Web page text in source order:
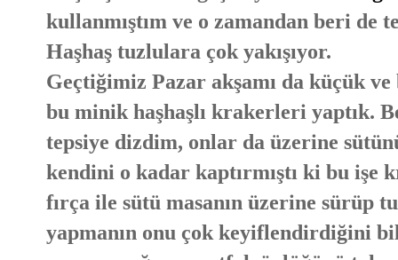
kullanmıştım ve o zamandan beri
Haşhaş tuzlulara çok yakışıyor.
Geçtiğimiz Pazar akşamı da küçük
bu minik haşhaşlı krakerleri yaptık.
tepsiye dizdim, onlar da üzerine
kendini o kadar kaptırmıştı ki bu işe
fırça ile sütü masanın üzerine sürüp
yapmanın onu çok keyiflendirdiğini